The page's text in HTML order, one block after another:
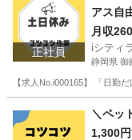
正社員
アス自
ンタン
月収
iシティ
静岡県 御
【求人No.i000165】 「日勤
その
＼ペッ
1,300